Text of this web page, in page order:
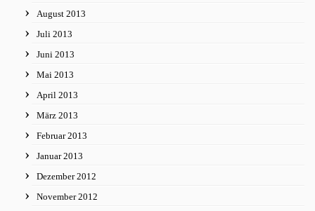
August 2013
Juli 2013
Juni 2013
Mai 2013
April 2013
März 2013
Februar 2013
Januar 2013
Dezember 2012
November 2012